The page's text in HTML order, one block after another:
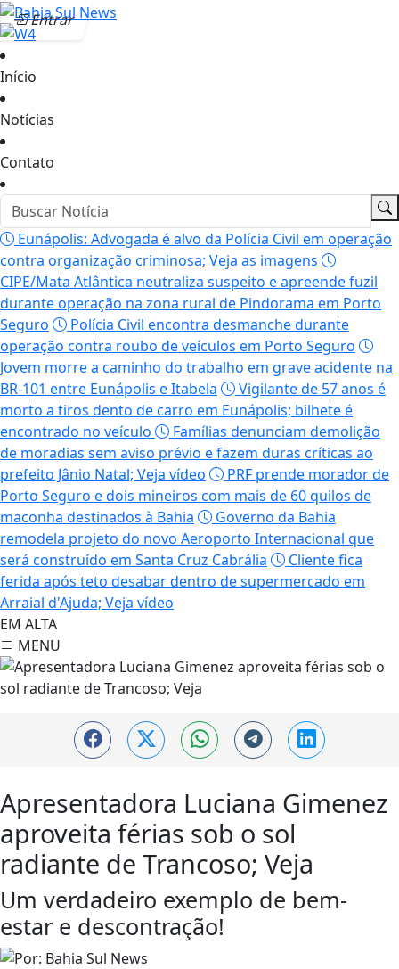
Entrar
Início
Notícias
Contato
Eunápolis: Advogada é alvo da Polícia Civil em operação
contra organização criminosa; Veja as imagens
CIPE/Mata Atlântica neutraliza suspeito e apreende fuzil
durante operação na zona rural de Pindorama em Porto
Seguro
Polícia Civil encontra desmanche durante
operação contra roubo de veículos em Porto Seguro
Jovem morre a caminho do trabalho em grave acidente na
BR-101 entre Eunápolis e Itabela
Vigilante de 57 anos é
morto a tiros dento de carro em Eunápolis; bilhete é
encontrado no veículo
Famílias denunciam demolição
de moradias sem aviso prévio e fazem duras críticas ao
prefeito Jânio Natal; Veja vídeo
PRF prende morador de
Porto Seguro e dois mineiros com mais de 60 quilos de
maconha destinados à Bahia
Governo da Bahia
remodela projeto do novo Aeroporto Internacional que
será construído em Santa Cruz Cabrália
Cliente fica
ferida após teto desabar dentro de supermercado em
Arraial d'Ajuda; Veja vídeo
EM ALTA
MENU
Apresentadora Luciana Gimenez
aproveita férias sob o sol
radiante de Trancoso; Veja
Um verdadeiro exemplo de bem-
estar e descontração!